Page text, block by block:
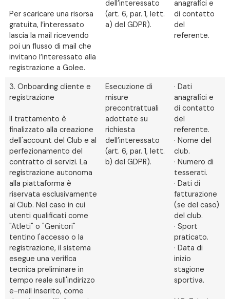
Per scaricare una risorsa
gratuita, l’interessato
lascia la mail ricevendo
poi un flusso di mail che
invitano l’interessato alla
registrazione a Golee.
dell’interessato
(art. 6, par. 1, lett.
a) del GDPR).
anagrafici e
di contatto
del
referente.
3. Onboarding cliente e
registrazione
Il trattamento è
finalizzato alla creazione
dell'account del Club e al
perfezionamento del
contratto di servizi. La
registrazione autonoma
alla piattaforma è
riservata esclusivamente
ai Club. Nel caso in cui
utenti qualificati come
"Atleti" o "Genitori"
tentino l'accesso o la
registrazione, il sistema
esegue una verifica
tecnica preliminare in
tempo reale sull'indirizzo
e-mail inserito, come
Esecuzione di
misure
precontrattuali
adottate su
richiesta
dell’interessato
(art. 6, par. 1, lett.
b) del GDPR).
· Dati
anagrafici e
di contatto
del
referente.
· Nome del
club.
· Numero di
tesserati.
· Dati di
fatturazione
(se del caso)
del club.
· Sport
praticato.
· Data di
inizio
stagione
sportiva.